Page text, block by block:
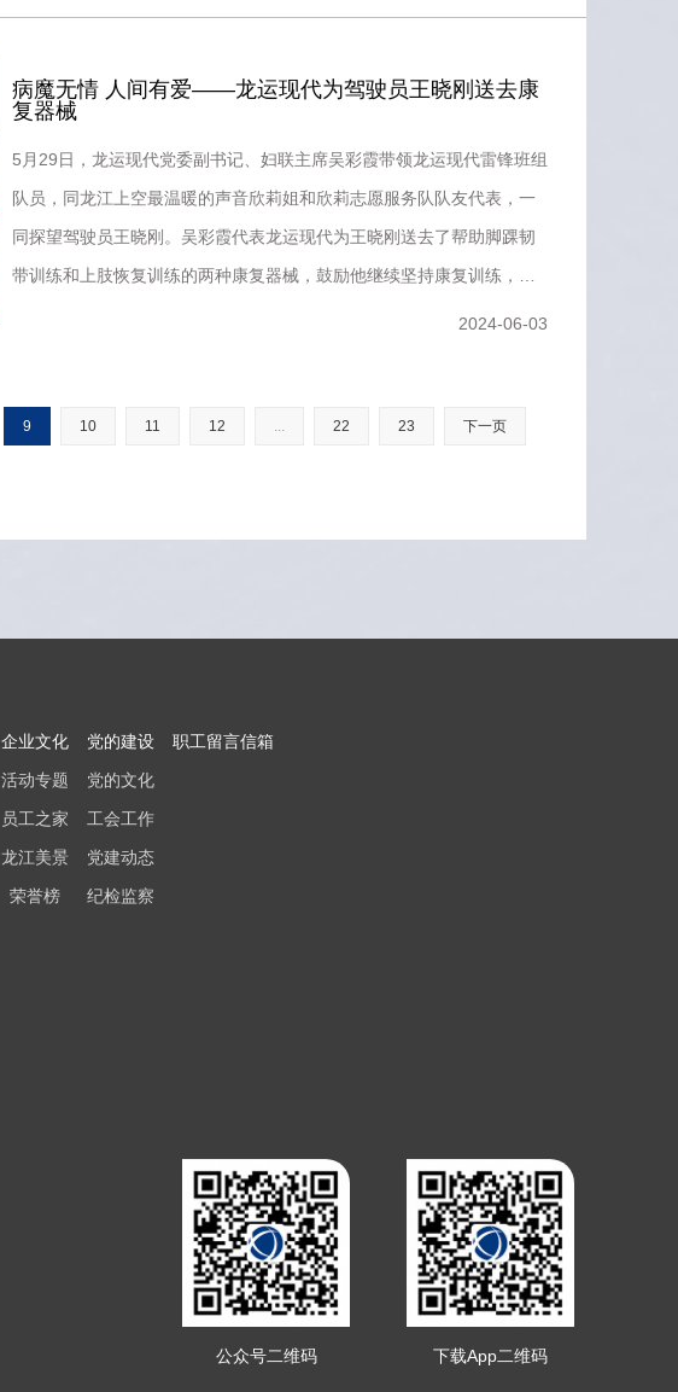
病魔无情 人间有爱——龙运现代为驾驶员王晓刚送去康
复器械
5月29日，龙运现代党委副书记、妇联主席吴彩霞带领龙运现代雷锋班组
队员，同龙江上空最温暖的声音欣莉姐和欣莉志愿服务队队友代表，一
同探望驾驶员王晓刚。吴彩霞代表龙运现代为王晓刚送去了帮助脚踝韧
带训练和上肢恢复训练的两种康复器械，鼓励他继续坚持康复训练，保
2024-06-03
9 10 11 12 22 23 下一页
企业文化
活动专题
员工之家
龙江美景
荣誉榜
党的建设
党的文化
工会工作
党建动态
纪检监察
职工留言信箱
公众号二维码 下载App二维码